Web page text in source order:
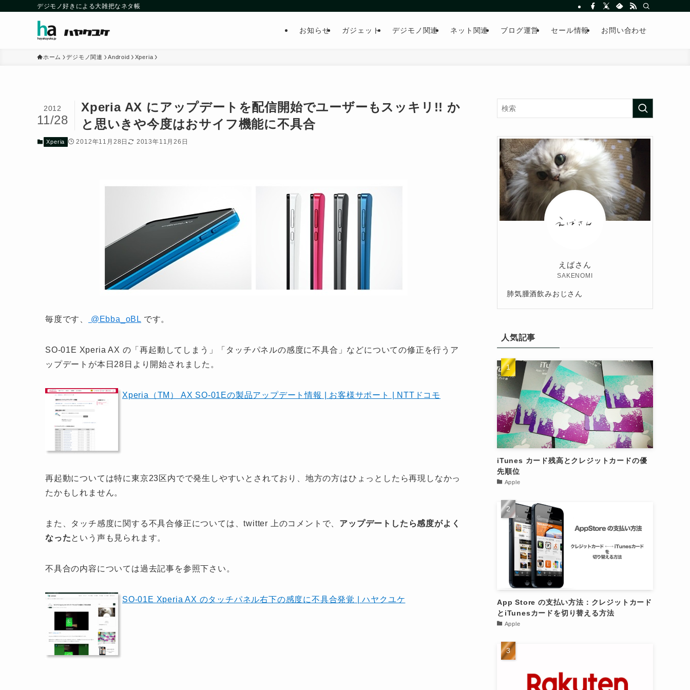
デジモノ好きによる大雑把なネタ帳
お知らせ ガジェット デジモノ関連 ネット関連 ブログ運営 セール情報 お問い合わせ
ホーム デジモノ関連 Android Xperia
Xperia AX にアップデートを配信開始でユーザーもスッキリ!! か
と思いきや今度はおサイフ機能に不具合
2012
11/28
Xperia 2012年11月28日 2013年11月26日
毎度です、 @Ebba_oBL です。
SO-01E Xperia AX の「再起動してしまう」「タッチパネルの感度に不具合」などについての修正を行うア
ップデートが本日28日より開始されました。
Xperia（TM） AX SO-01Eの製品アップデート情報 | お客様サポート | NTTドコモ
再起動については特に東京23区内でで発生しやすいとされており、地方の方はひょっとしたら再現しなかっ
たかもしれません。
また、タッチ感度に関する不具合修正については、twitter 上のコメントで、 アップデートしたら感度がよく
なったという声も見られます。
不具合の内容については過去記事を参照下さい。
SO-01E Xperia AX のタッチパネル右下の感度に不具合発覚 | ハヤクユケ
えばさん
SAKENOMI
肺気腫酒飲みおじさん
人気記事
iTunes カード残高とクレジットカードの優
先順位
Apple
App Store の支払い方法：クレジットカード
とiTunesカードを切り替える方法
Apple